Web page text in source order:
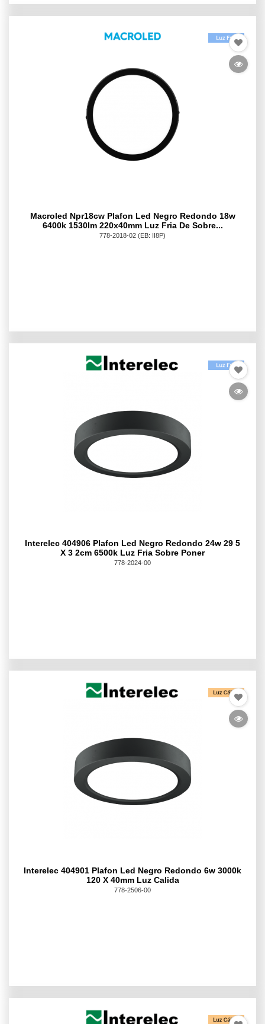
Macroled Npr18cw Plafon Led Negro Redondo 18w
6400k 1530lm 220x40mm Luz Fria De Sobre...
778-2018-02 (EB: II8P)
Interelec 404906 Plafon Led Negro Redondo 24w 29 5
X 3 2cm 6500k Luz Fria Sobre Poner
778-2024-00
Interelec 404901 Plafon Led Negro Redondo 6w 3000k
120 X 40mm Luz Calida
778-2506-00